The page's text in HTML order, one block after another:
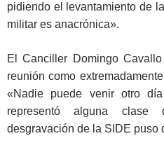
pidiendo el levantamiento de
militar es anacrónica».
El Canciller Domingo
reunión como
«Nadie puede venir otro
representó alguna
desgravación de la SIDE puso